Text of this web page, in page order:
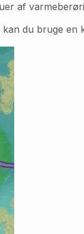
af
du bruge